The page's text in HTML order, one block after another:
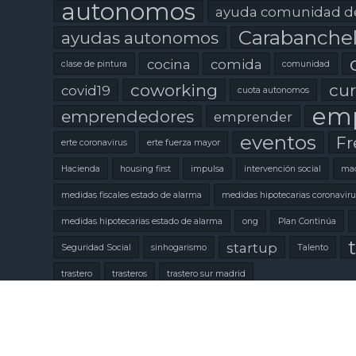
autonomos ayuda comunidad
ayudas autonomos
clase de pintura cocina comida comunidad
covid19 coworking cuota autonomos
emprendedores
emprender
erte coronavirus erte fuerza mayor eventos
Hacienda housing first impulsa intervención social
medidas fiscales estado de alarma medidas hipotecarias
medidas hipotecarias estado de alarma ong Plan Continúa
Seguridad Social sinhogarismo startup Talento
trastero trasteros trastero sur madrid